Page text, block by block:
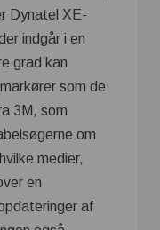
Dynatel XE-
indgår i en
grad kan
som de
3M, som
om
medier,
en
af